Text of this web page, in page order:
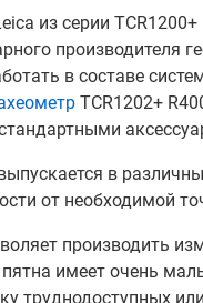
из серии
производителя
в составе
TCR1202+
в
от необходимой
производить
имеет очень
труднодоступных